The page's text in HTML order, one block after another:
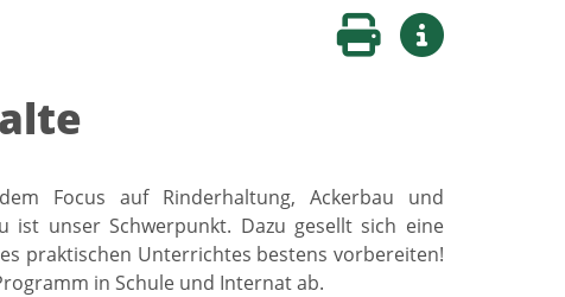
Seite druckenWeitere Infos
Focus auf Rinderhaltung, Ackerbau und
ist unser Schwerpunkt. Dazu gesellt sich eine
praktischen Unterrichtes bestens vorbereiten!
in Schule und Internat ab.